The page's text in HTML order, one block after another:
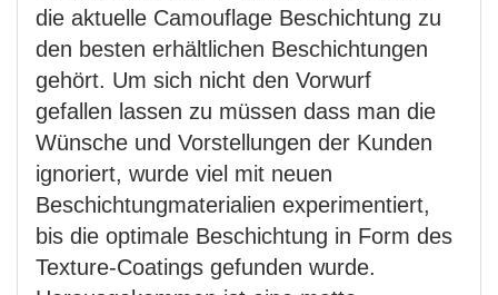
die aktuelle Camouflage Beschichtung zu
den besten erhältlichen Beschichtungen
gehört. Um sich nicht den Vorwurf
gefallen lassen zu müssen dass man die
Wünsche und Vorstellungen der Kunden
ignoriert, wurde viel mit neuen
Beschichtungmaterialien experimentiert,
bis die optimale Beschichtung in Form des
Texture-Coatings gefunden wurde.